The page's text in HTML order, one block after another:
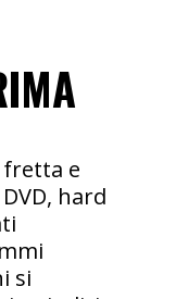
fretta e
hard
si